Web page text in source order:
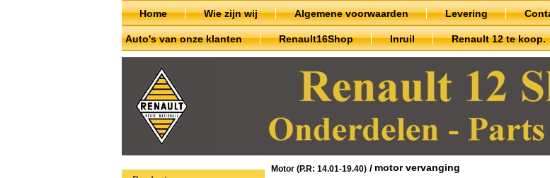
Home Wie zijn wij Algemene voorwaarden Levering
Auto's van onze klanten Renault16Shop Inruil Renault 12 te koop.
Motor (P.R: 14.01-19.40) / motor vervanging